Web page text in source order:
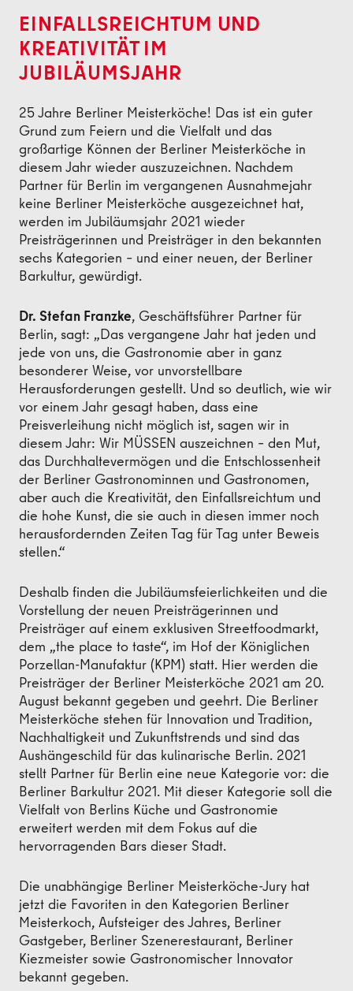
EINFALLSREICHTUM UND
KREATIVITÄT IM
JUBILÄUMSJAHR
25 Jahre Berliner Meisterköche! Das ist ein guter
Grund zum Feiern und die Vielfalt und das
großartige Können der Berliner Meisterköche in
diesem Jahr wieder auszuzeichnen. Nachdem
Partner für Berlin im vergangenen Ausnahmejahr
keine Berliner Meisterköche ausgezeichnet hat,
werden im Jubiläumsjahr 2021 wieder
Preisträgerinnen und Preisträger in den bekannten
sechs Kategorien – und einer neuen, der Berliner
Barkultur, gewürdigt.
Dr. Stefan Franzke, Geschäftsführer Partner für
Berlin, sagt: „Das vergangene Jahr hat jeden und
jede von uns, die Gastronomie aber in ganz
besonderer Weise, vor unvorstellbare
Herausforderungen gestellt. Und so deutlich, wie wir
vor einem Jahr gesagt haben, dass eine
Preisverleihung nicht möglich ist, sagen wir in
diesem Jahr: Wir MÜSSEN auszeichnen – den Mut,
das Durchhaltevermögen und die Entschlossenheit
der Berliner Gastronominnen und Gastronomen,
aber auch die Kreativität, den Einfallsreichtum und
die hohe Kunst, die sie auch in diesen immer noch
herausfordernden Zeiten Tag für Tag unter Beweis
stellen.“
Deshalb finden die Jubiläumsfeierlichkeiten und die
Vorstellung der neuen Preisträgerinnen und
Preisträger auf einem exklusiven Streetfoodmarkt,
dem „the place to taste“, im Hof der Königlichen
Porzellan-Manufaktur (KPM) statt. Hier werden die
Preisträger der Berliner Meisterköche 2021 am 20.
August bekannt gegeben und geehrt. Die Berliner
Meisterköche stehen für Innovation und Tradition,
Nachhaltigkeit und Zukunftstrends und sind das
Aushängeschild für das kulinarische Berlin. 2021
stellt Partner für Berlin eine neue Kategorie vor: die
Berliner Barkultur 2021. Mit dieser Kategorie soll die
Vielfalt von Berlins Küche und Gastronomie
erweitert werden mit dem Fokus auf die
hervorragenden Bars dieser Stadt.
Die unabhängige Berliner Meisterköche-Jury hat
jetzt die Favoriten in den Kategorien Berliner
Meisterkoch, Aufsteiger des Jahres, Berliner
Gastgeber, Berliner Szenerestaurant, Berliner
Kiezmeister sowie Gastronomischer Innovator
bekannt gegeben.